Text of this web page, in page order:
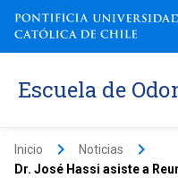
Escuela de
Inicio keyboard_arrow_right Noticias keyboard_arrow_right
Dr. José Hassi asiste a